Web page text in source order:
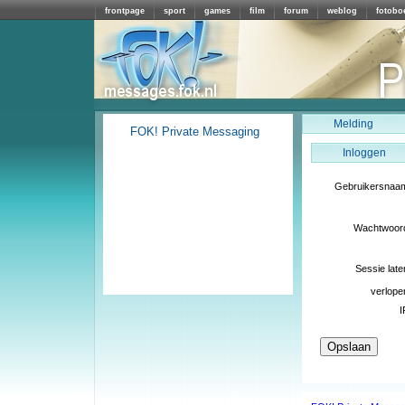
frontpage sport games film forum weblog
Melding
Inloggen
Sessie
FOK! Private Messaging